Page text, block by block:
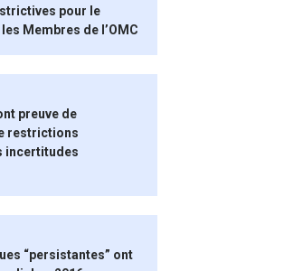
pour le
Membres de l’OMC
preuve de
restrictions
incertitudes
“persistantes” ont